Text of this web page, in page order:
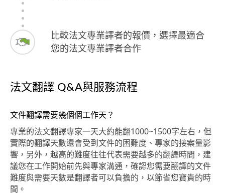
比較法文專業譯者的報價，選擇最適合
您的法文專業譯者合作
法文翻譯 Q&A與服務流程
文件翻譯需要幾個個工作天？
專業的法文翻譯專家一天大約能翻1000~1500字左右，但
實際的翻譯天數還會受到文件的困難度、專家的接案量影
響，另外，越高的難度往往代表需要越多的翻譯時間，建
議您在工作開始前先與專家溝通，確認您需要翻譯的文件
難度與需要天數是翻譯者可以負擔的，以節省您寶貴的時
間。